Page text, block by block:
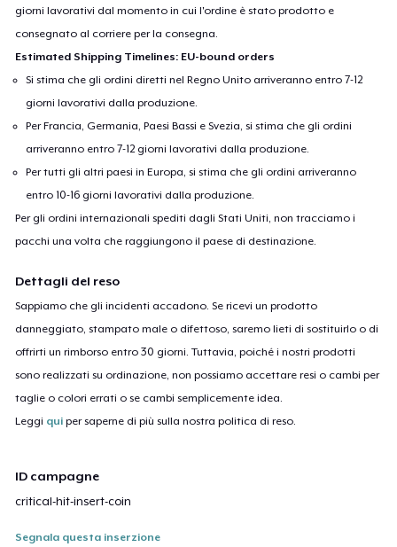
giorni lavorativi dal momento in cui l'ordine è stato prodotto e
consegnato al corriere per la consegna.
Estimated Shipping Timelines: EU-bound orders
Si stima che gli ordini diretti nel Regno Unito arriveranno entro 7-12
giorni lavorativi dalla produzione.
Per Francia, Germania, Paesi Bassi e Svezia, si stima che gli ordini
arriveranno entro 7-12 giorni lavorativi dalla produzione.
Per tutti gli altri paesi in Europa, si stima che gli ordini arriveranno
entro 10-16 giorni lavorativi dalla produzione.
Per gli ordini internazionali spediti dagli Stati Uniti, non tracciamo i
pacchi una volta che raggiungono il paese di destinazione.
Dettagli del reso
Sappiamo che gli incidenti accadono. Se ricevi un prodotto
danneggiato, stampato male o difettoso, saremo lieti di sostituirlo o di
offrirti un rimborso entro 30 giorni. Tuttavia, poiché i nostri prodotti
sono realizzati su ordinazione, non possiamo accettare resi o cambi per
taglie o colori errati o se cambi semplicemente idea.
Leggi qui per saperne di più sulla nostra politica di reso.
ID campagne
critical-hit-insert-coin
Segnala questa inserzione